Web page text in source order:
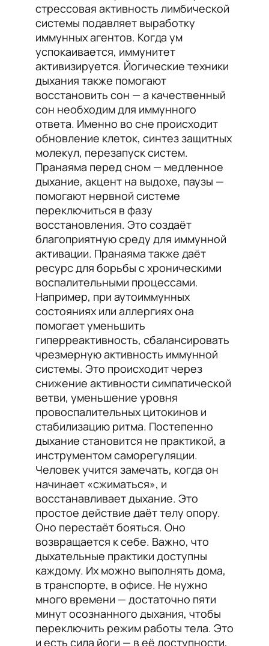
стрессовая активность лимбической
системы подавляет выработку
иммунных агентов. Когда ум
успокаивается, иммунитет
активизируется. Йогические техники
дыхания также помогают
восстановить сон — а качественный
сон необходим для иммунного
ответа. Именно во сне происходит
обновление клеток, синтез защитных
молекул, перезапуск систем.
Пранаяма перед сном — медленное
дыхание, акцент на выдохе, паузы —
помогают нервной системе
переключиться в фазу
восстановления. Это создаёт
благоприятную среду для иммунной
активации. Пранаяма также даёт
ресурс для борьбы с хроническими
воспалительными процессами.
Например, при аутоиммунных
состояниях или аллергиях она
помогает уменьшить
гиперреактивность, сбалансировать
чрезмерную активность иммунной
системы. Это происходит через
снижение активности симпатической
ветви, уменьшение уровня
провоспалительных цитокинов и
стабилизацию ритма. Постепенно
дыхание становится не практикой, а
инструментом саморегуляции.
Человек учится замечать, когда он
начинает «сжиматься», и
восстанавливает дыхание. Это
простое действие даёт телу опору.
Оно перестаёт бояться. Оно
возвращается к себе. Важно, что
дыхательные практики доступны
каждому. Их можно выполнять дома,
в транспорте, в офисе. Не нужно
много времени — достаточно пяти
минут осознанного дыхания, чтобы
переключить режим работы тела. Это
и есть сила йоги — в её доступности,